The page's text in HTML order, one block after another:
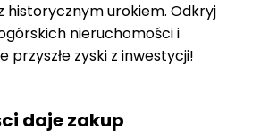
historycznym urokiem. Odkryj
nieruchomości i
przyszłe zyski z inwestycji!
daje zakup